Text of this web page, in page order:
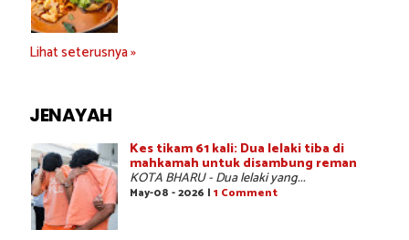
Lihat seterusnya »
JENAYAH
Kes tikam 61 kali: Dua lelaki tiba di
mahkamah untuk disambung reman
KOTA BHARU - Dua lelaki yang...
May-08 - 2026 | 1 Comment